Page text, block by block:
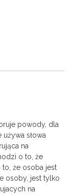
powody, dla
słowa
na
o to, że
że osoba jest
osoby, jest tylko
na